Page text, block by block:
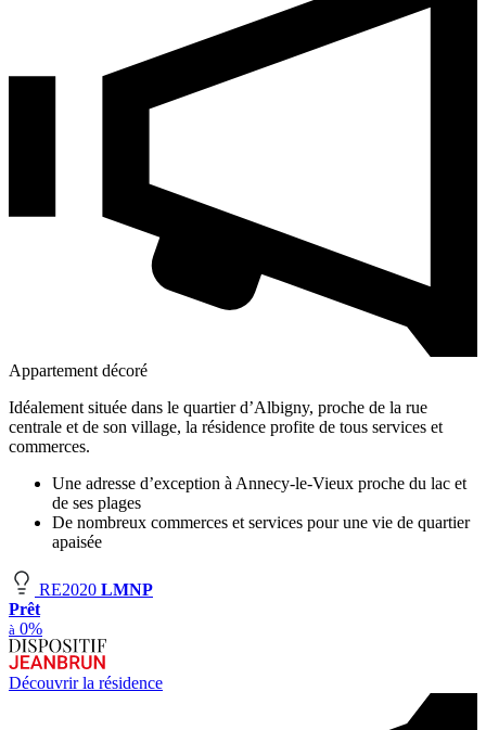
Appartement décoré
Idéalement située dans le quartier d’Albigny, proche de la rue
centrale et de son village, la résidence profite de tous services et
commerces.
Une adresse d’exception à Annecy-le-Vieux proche du lac et
de ses plages
De nombreux commerces et services pour une vie de quartier
apaisée
RE2020 LMNP
Prêt
à 0%
Découvrir la résidence